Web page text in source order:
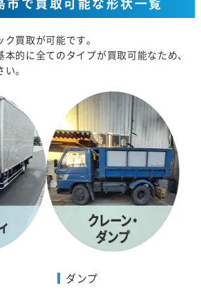
買取が可能です。
的に全てのタイプが買取可能なため、
。
ダンプ